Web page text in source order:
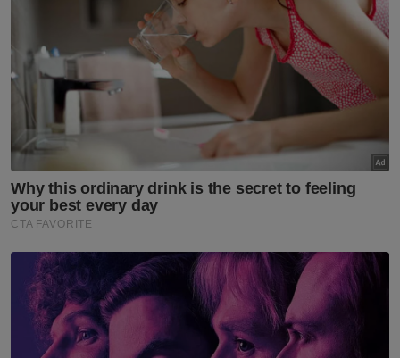
“Disebabkan tempahan tempat dibuat agak
lewat, hanya bahagian yang belum
mengeluarkan notis dan mempunyai
kelapangan sahaja yang dapat hadir,”
katanya.
Tambahnya, terdapat dua bahagian yang
tidak dapat mengubah jadual asal, manakala
beberapa bahagian lain sedang mengadakan
persidangan masing-masing pada tarikh
sama.
“Sebab itu mereka tidak dapat hadir. Kalau
tidak, persidangan ini boleh dihadiri oleh wakil